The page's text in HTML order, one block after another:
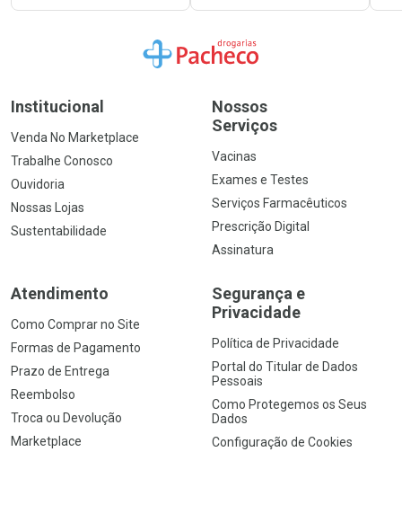
Ir para a Home
Institucional
Venda No Marketplace
Trabalhe Conosco
Ouvidoria
Nossas Lojas
Sustentabilidade
Nossos
Serviços
Vacinas
Exames e Testes
Serviços Farmacêuticos
Prescrição Digital
Assinatura
Atendimento
Como Comprar no Site
Formas de Pagamento
Prazo de Entrega
Reembolso
Troca ou Devolução
Marketplace
Segurança e
Privacidade
Política de Privacidade
Portal do Titular de Dados
Pessoais
Como Protegemos os Seus
Dados
Configuração de Cookies